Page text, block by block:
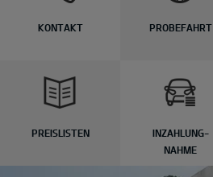
KONTAKT PROBEFAHRT
PREISLISTEN
INZAHLUNG-
NAHME